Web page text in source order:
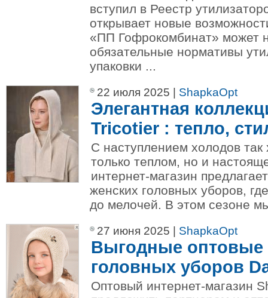
вступил в Реестр
открывает новые
«ПП Гофрокомбинат» может
обязательные нормативы
упаковки ...
22 июля 2025 | ShapkaOpt
Элегантная
Tricotier : тепло,
С наступлением холодов так
только теплом, но и
интернет-магазин
женских головных уборов,
до мелочей. В этом сезоне
27 июня 2025 | ShapkaOpt
Выгодные оптовые
головных уборов
Оптовый интернет-магазин